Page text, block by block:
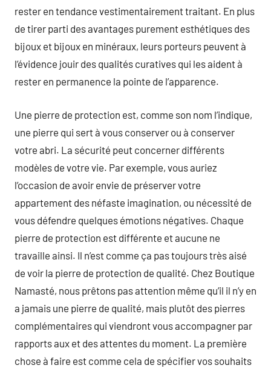
rester en tendance vestimentairement traitant. En plus
de tirer parti des avantages purement esthétiques des
bijoux et bijoux en minéraux, leurs porteurs peuvent à
l’évidence jouir des qualités curatives qui les aident à
rester en permanence la pointe de l’apparence.
Une pierre de protection est, comme son nom l’indique,
une pierre qui sert à vous conserver ou à conserver
votre abri. La sécurité peut concerner différents
modèles de votre vie. Par exemple, vous auriez
l’occasion de avoir envie de préserver votre
appartement des néfaste imagination, ou nécessité de
vous défendre quelques émotions négatives. Chaque
pierre de protection est différente et aucune ne
travaille ainsi. Il n’est comme ça pas toujours très aisé
de voir la pierre de protection de qualité. Chez Boutique
Namasté, nous prêtons pas attention même qu’il il n’y en
a jamais une pierre de qualité, mais plutôt des pierres
complémentaires qui viendront vous accompagner par
rapports aux et des attentes du moment. La première
chose à faire est comme cela de spécifier vos souhaits